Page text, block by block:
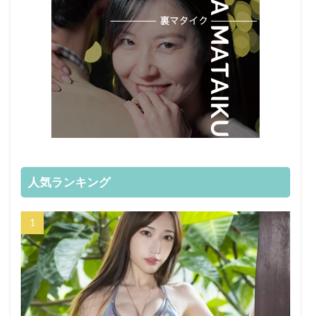
人気ランキング